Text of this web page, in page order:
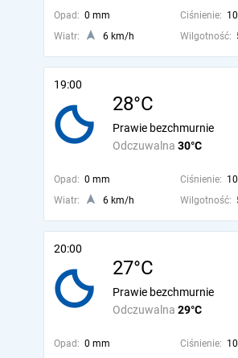
Opad: 0 mm Ciśnienie:
Wiatr:
6 km/h Wilgotność:
19:00
28°C
Odczuwalna 30°C
Prawie bezchmurnie
Opad: 0 mm Ciśnienie:
Wiatr:
6 km/h Wilgotność:
20:00
27°C
Odczuwalna 29°C
Prawie bezchmurnie
Opad: 0 mm Ciśnienie: